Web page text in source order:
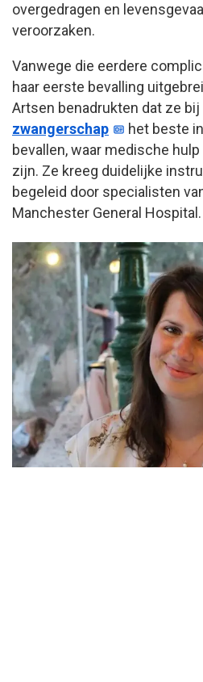
overgedragen en
veroorzaken.
Vanwege die eerdere
haar eerste bevalling
Artsen benadrukten dat ze
zwangerschap
het beste
bevallen, waar medische
zijn. Ze kreeg duidelijke
begeleid door specialisten
Manchester General Hospital.